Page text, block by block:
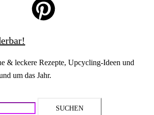
& leckere Rezepte, Upcycling-Ideen und
um das Jahr.